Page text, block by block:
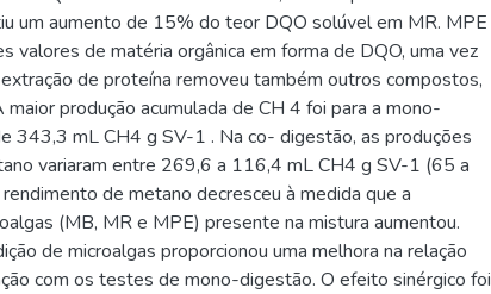
um aumento de 15% do teor DQO solúvel em MR. MPE
valores de matéria orgânica em forma de DQO, uma vez
de proteína removeu também outros compostos,
produção acumulada de CH 4 foi para a mono-
343,3 mL CH4 g SV-1 . Na co- digestão, as produções
variaram entre 269,6 a 116,4 mL CH4 g SV-1 (65 a
de metano decresceu à medida que a
(MB, MR e MPE) presente na mistura aumentou.
de microalgas proporcionou uma melhora na relação
com os testes de mono-digestão. O efeito sinérgico foi